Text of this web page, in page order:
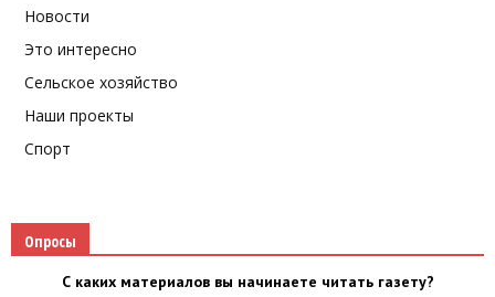
Новости
Это интересно
Сельское хозяйство
Наши проекты
Спорт
Опросы
С каких материалов вы начинаете читать газету?